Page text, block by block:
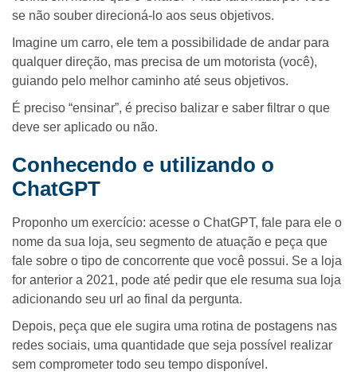
se não souber direcioná-lo aos seus objetivos.
Imagine um carro, ele tem a possibilidade de andar para
qualquer direção, mas precisa de um motorista (você),
guiando pelo melhor caminho até seus objetivos.
É preciso “ensinar”, é preciso balizar e saber filtrar o que
deve ser aplicado ou não.
Conhecendo e utilizando o
ChatGPT
Proponho um exercício: acesse o ChatGPT, fale para ele o
nome da sua loja, seu segmento de atuação e peça que
fale sobre o tipo de concorrente que você possui. Se a loja
for anterior a 2021, pode até pedir que ele resuma sua loja
adicionando seu url ao final da pergunta.
Depois, peça que ele sugira uma rotina de postagens nas
redes sociais, uma quantidade que seja possível realizar
sem comprometer todo seu tempo disponível.